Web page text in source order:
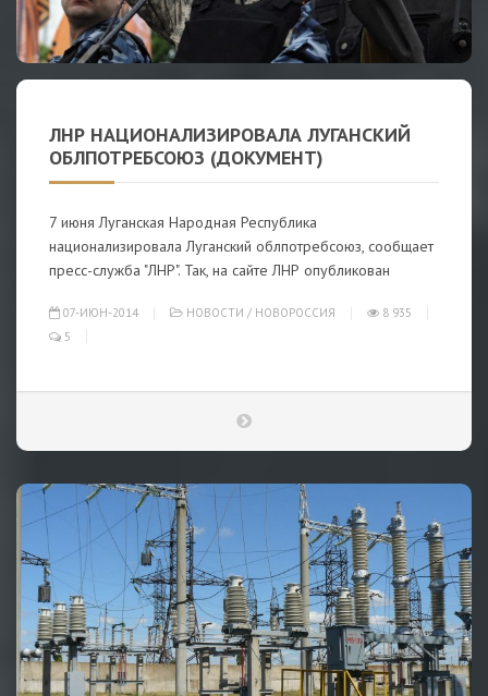
ЛНР НАЦИОНАЛИЗИРОВАЛА ЛУГАНСКИЙ
ОБЛПОТРЕБСОЮЗ (ДОКУМЕНТ)
7 июня Луганская Народная Республика
национализировала Луганский облпотребсоюз, сообщает
пресс-служба "ЛНР". Так, на сайте ЛНР опубликован
07-ИЮН-2014 НОВОСТИ / НОВОРОССИЯ
8 935
5